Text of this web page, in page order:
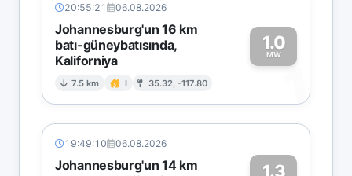
20:55:21 06.08.2026
Johannesburg'un 16 km
batı-güneybatısında,
Kaliforniya
7.5 km I 35.32, -117.80
1.0
MW
1
19:49:10 06.08.2026
Johannesburg'un 14 km
1.3